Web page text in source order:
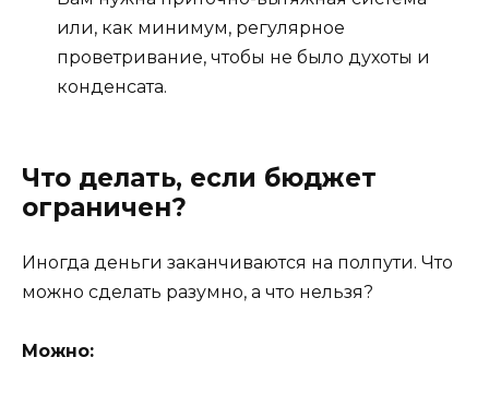
или, как минимум, регулярное
проветривание, чтобы не было духоты и
конденсата.
Что делать, если бюджет
ограничен?
Иногда деньги заканчиваются на полпути. Что
можно сделать разумно, а что нельзя?
Можно: